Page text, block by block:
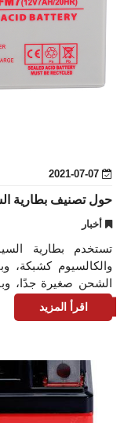
حول تصنيف بطارية
أخبار
والكالسيوم كشبكة،
الشحن صغيرة جدًا،
والقشرة الخارجية
اقرأ المزيد